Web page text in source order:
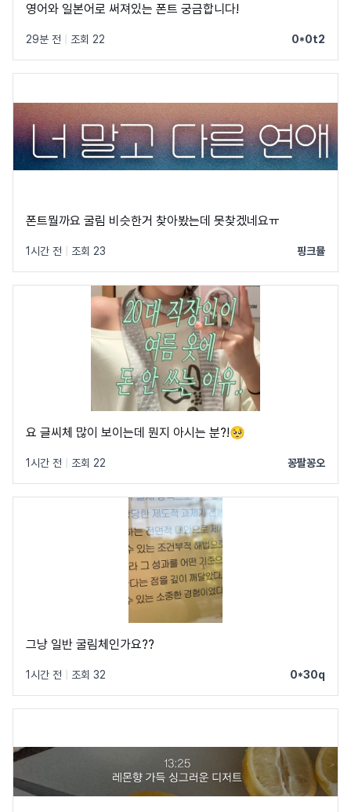
영어와 일본어로 써져있는 폰트 궁금합니다!
29분 전 조회 22 0*0t2
폰트뭘까요 굴림 비슷한거 찾아봤는데 못찾겠네요ㅠ
1시간 전 조회 23 핑크뮬
요 글씨체 많이 보이는데 뭔지 아시는 분?!🥺
1시간 전 조회 22 꽁팔꽁오
그냥 일반 굴림체인가요??
1시간 전 조회 32 0*30q